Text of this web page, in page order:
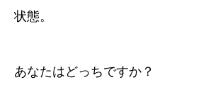
状態。
あなたはどっちですか？